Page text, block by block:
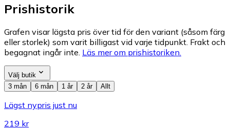
Prishistorik
Grafen visar lägsta pris över tid för den variant (såsom färg
eller storlek) som varit billigast vid varje tidpunkt. Frakt och
begagnat ingår inte. Läs mer om prishistoriken.
Välj butik
3 mån
6 mån 1 år 2 år Allt
Lägst nypris just nu
219 kr